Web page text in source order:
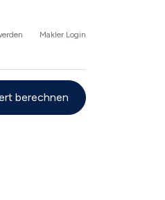
Makler Login
berechnen